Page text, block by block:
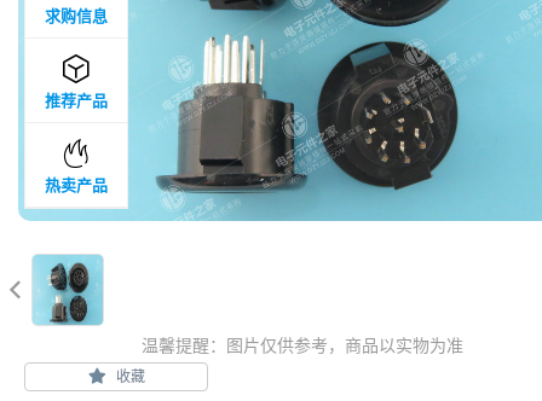

温馨提醒：图片仅供参考，商品以实物为准
收藏
求购信息

推荐产品

热卖产品